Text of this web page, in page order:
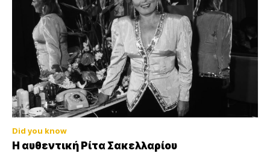
Did you know
Η αυθεντική Ρίτα Σακελλαρίου